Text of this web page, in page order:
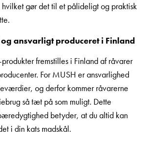
gør det til et pålideligt og praktisk
ansvarligt produceret i Finland
fremstilles i Finland af råvarer
For MUSH er ansvarlighed
og derfor kommer råvarerne
så tæt på som muligt. Dette
betyder, at du altid kan
i din kats madskål.